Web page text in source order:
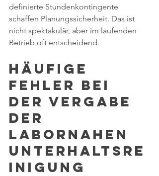
definierte Stundenkontingente
schaffen Planungssicherheit. Das ist
nicht spektakulär, aber im laufenden
Betrieb oft entscheidend.
Häufige
Fehler bei
der Vergabe
der
labornahen
Unterhaltsre
inigung